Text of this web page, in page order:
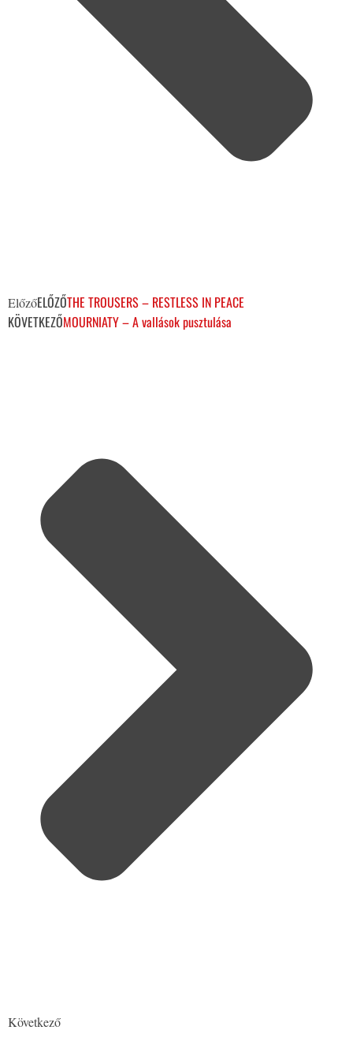
ElőzőELŐZŐTHE TROUSERS – RESTLESS IN PEACE
KÖVETKEZŐMOURNIATY – A vallások pusztulása
Következő